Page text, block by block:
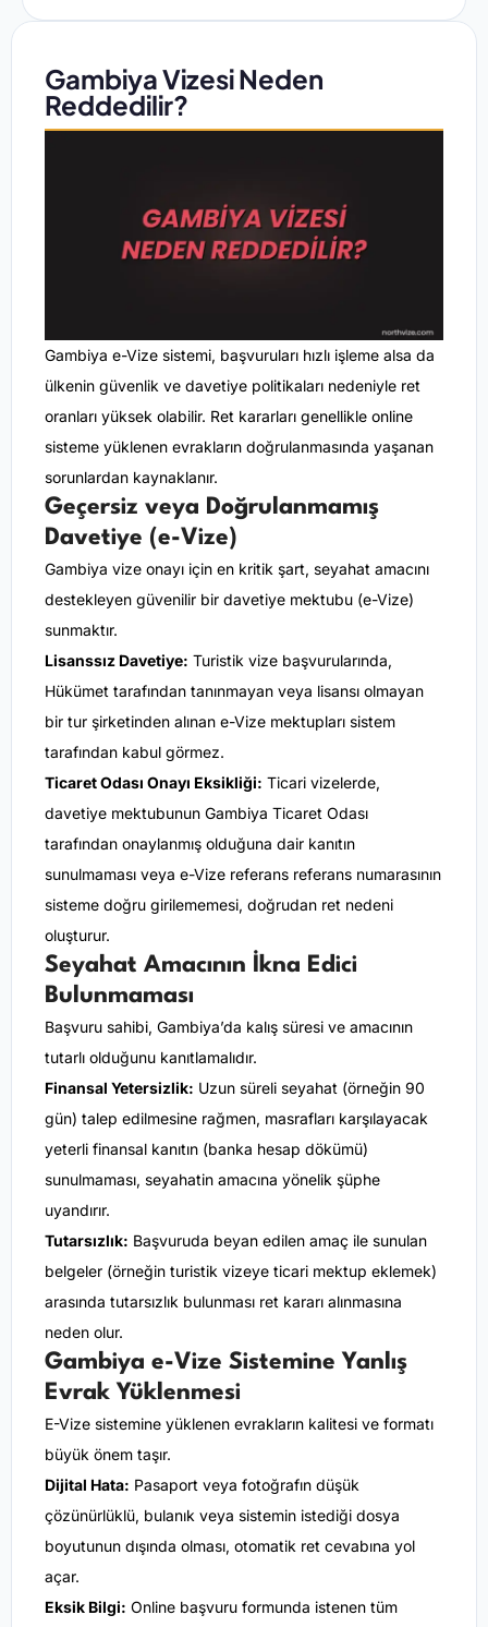
Gambiya Vizesi Neden
Reddedilir?
Gambiya e-Vize sistemi, başvuruları hızlı işleme alsa da
ülkenin güvenlik ve davetiye politikaları nedeniyle ret
oranları yüksek olabilir. Ret kararları genellikle online
sisteme yüklenen evrakların doğrulanmasında yaşanan
sorunlardan kaynaklanır.
Geçersiz veya Doğrulanmamış
Davetiye (e-Vize)
Gambiya vize onayı için en kritik şart, seyahat amacını
destekleyen güvenilir bir davetiye mektubu (e-Vize)
sunmaktır.
Lisanssız Davetiye: Turistik vize başvurularında,
Hükümet tarafından tanınmayan veya lisansı olmayan
bir tur şirketinden alınan e-Vize mektupları sistem
tarafından kabul görmez.
Ticaret Odası Onayı Eksikliği: Ticari vizelerde,
davetiye mektubunun Gambiya Ticaret Odası
tarafından onaylanmış olduğuna dair kanıtın
sunulmaması veya e-Vize referans referans numarasının
sisteme doğru girilememesi, doğrudan ret nedeni
oluşturur.
Seyahat Amacının İkna Edici
Bulunmaması
Başvuru sahibi, Gambiya’da kalış süresi ve amacının
tutarlı olduğunu kanıtlamalıdır.
Finansal Yetersizlik: Uzun süreli seyahat (örneğin 90
gün) talep edilmesine rağmen, masrafları karşılayacak
yeterli finansal kanıtın (banka hesap dökümü)
sunulmaması, seyahatin amacına yönelik şüphe
uyandırır.
Tutarsızlık: Başvuruda beyan edilen amaç ile sunulan
belgeler (örneğin turistik vizeye ticari mektup eklemek)
arasında tutarsızlık bulunması ret kararı alınmasına
neden olur.
Gambiya e-Vize Sistemine Yanlış
Evrak Yüklenmesi
E-Vize sistemine yüklenen evrakların kalitesi ve formatı
büyük önem taşır.
Dijital Hata: Pasaport veya fotoğrafın düşük
çözünürlüklü, bulanık veya sistemin istediği dosya
boyutunun dışında olması, otomatik ret cevabına yol
açar.
Eksik Bilgi: Online başvuru formunda istenen tüm